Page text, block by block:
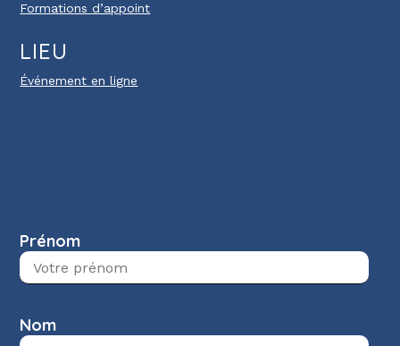
Formations d’appoint
LIEU
Événement en ligne
Prénom
Nom